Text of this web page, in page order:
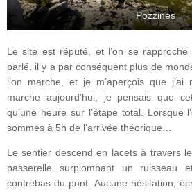
Pozzines
Le site est réputé, et l’on se
parlé, il y a par conséquent plus de
l’on marche, et je m’aperçois que
marche aujourd’hui, je pensais que
qu’une heure sur l’étape total. Lorsque
sommes à 5h de l’arrivée théorique…
Le sentier descend en lacets à travers
passerelle surplombant un ruisseau
contrebas du pont. Aucune hésitation,